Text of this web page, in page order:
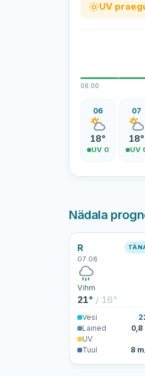
UV
06:00
06
18°
UV 0
07
18°
UV
Nädala
R
07.08
Vihm
21° / 16°
Vesi
Lained
0,8
UV
Tuul
8